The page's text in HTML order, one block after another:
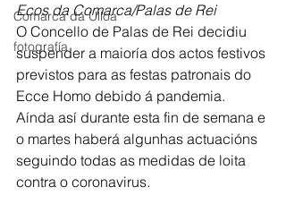
Comarca da Ulloa
fotografía
Ecos da Comarca/Palas de Rei
O Concello de Palas de Rei decidiu
suspender a maioría dos actos festivos
previstos para as festas patronais do
Ecce Homo debido á pandemia.
Aínda así durante esta fin de semana e
o martes haberá algunhas actuacións
seguindo todas as medidas de loita
contra o coronavirus.